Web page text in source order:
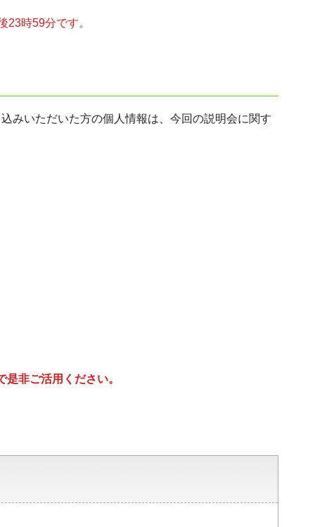
時59分です。
みいただいた方の個人情報は、今回の説明会に関す
非ご活用ください。